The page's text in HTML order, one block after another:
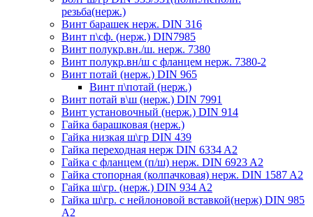
резьба(нерж.)
Винт барашек нерж. DIN 316
Винт п\сф. (нерж.) DIN7985
Винт полукр.вн./ш. нерж. 7380
Винт полукр.вн/ш с фланцем нерж. 7380-2
Винт потай (нерж.) DIN 965
Винт п\потай (нерж.)
Винт потай в\ш (нерж.) DIN 7991
Винт установочный (нерж.) DIN 914
Гайка барашковая (нерж.)
Гайка низкая ш\гр DIN 439
Гайка переходная нерж DIN 6334 A2
Гайка с фланцем (п/ш) нерж. DIN 6923 A2
Гайка стопорная (колпачковая) нерж. DIN 1587 A2
Гайка ш\гр. (нерж.) DIN 934 A2
Гайка ш\гр. с нейлоновой вставкой(нерж) DIN 985
A2